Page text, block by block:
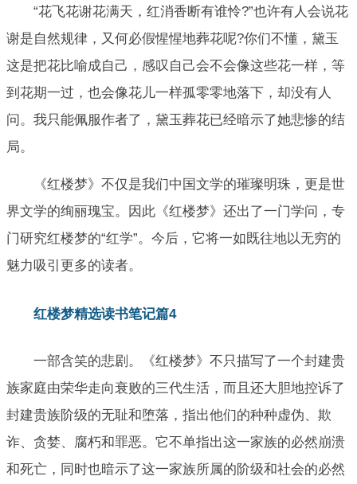
“花飞花谢花满天，红消香断有谁怜?”也许有人会说花
谢是自然规律，又何必假惺惺地葬花呢?你们不懂，黛玉
这是把花比喻成自己，感叹自己会不会像这些花一样，等
到花期一过，也会像花儿一样孤零零地落下，却没有人
问。我只能佩服作者了，黛玉葬花已经暗示了她悲惨的结
局。
《红楼梦》不仅是我们中国文学的璀璨明珠，更是世
界文学的绚丽瑰宝。因此《红楼梦》还出了一门学问，专
门研究红楼梦的“红学”。今后，它将一如既往地以无穷的
魅力吸引更多的读者。
红楼梦精选读书笔记篇4
一部含笑的悲剧。《红楼梦》不只描写了一个封建贵
族家庭由荣华走向衰败的三代生活，而且还大胆地控诉了
封建贵族阶级的无耻和堕落，指出他们的种种虚伪、欺
诈、贪婪、腐朽和罪恶。它不单指出这一家族的必然崩溃
和死亡，同时也暗示了这一家族所属的阶级和社会的必然